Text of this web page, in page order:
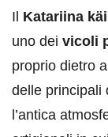
Il Katariina
uno dei vicoli
proprio dietro
delle principali
l’antica